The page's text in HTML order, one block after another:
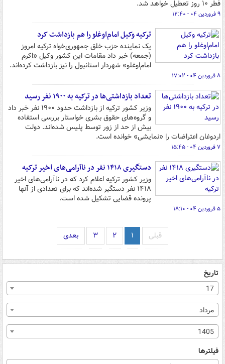
فطر ۱۰ روز تعطیل خواهد شد.
۹ فروردین ۰۴ - ۱۲:۴۰
ترکیه وکیل امام‌اوغلو را هم بازداشت کرد
یک نماینده حزب خلق جمهوری‌خواه ترکیه امروز
(جمعه) خبر داد مقامات این کشور وکیل «اکرم
امام‌اوغلو» شهردار استانبول را نیز بازداشت کرده‌اند.
۸ فروردین ۰۴ - ۱۷:۰۲
تعداد بازداشتی‌ها در ترکیه به ۱۹۰۰ نفر رسید
وزیر کشور ترکیه از بازداشت حدود ۱۹۰۰ نفر خبر داد
و گروه‌های حقوق بشری خواستار بررسی استفاده
بیش از حد از زور توسط پلیس شده‌اند. دولت
اردوغان اعتراضات را «نمایشی» خوانده است.
۷ فروردین ۰۴ - ۱۵:۴۵
دستگیری ۱۴۱۸ نفر در ناآرامی‌های اخیر ترکیه
وزیر کشور ترکیه اعلام کرد که در ناآرامی‌های اخیر
۱۴۱۸ نفر دستگیر شده‌اند که برای تعدادی از آنها
پرونده قضایی تشکیل شده است.
۵ فروردین ۰۴ - ۱۸:۱۰
قبلی ۱ ۲ ۳ بعدی
تاریخ
17
مرداد
1405
فیلترها